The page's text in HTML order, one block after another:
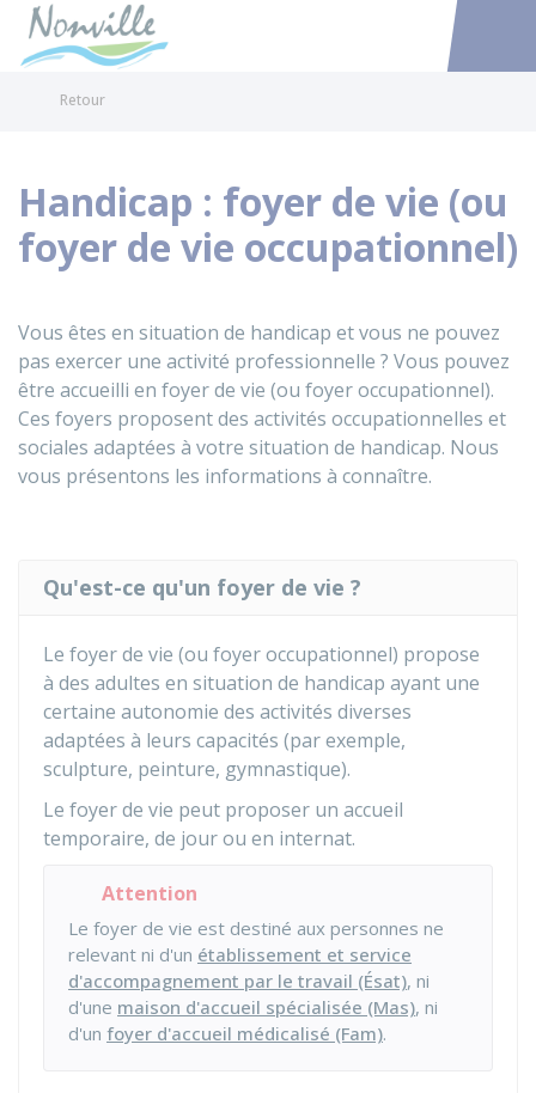
Accéder
Retour
Handicap : foyer de vie (ou
foyer de vie occupationnel)
Vous êtes en situation de handicap et vous ne pouvez
pas exercer une activité professionnelle ? Vous pouvez
être accueilli en foyer de vie (ou foyer occupationnel).
Ces foyers proposent des activités occupationnelles et
sociales adaptées à votre situation de handicap. Nous
vous présentons les informations à connaître.
Qu'est-ce qu'un foyer de vie ?
Le foyer de vie (ou foyer occupationnel) propose
à des adultes en situation de handicap ayant une
certaine autonomie des activités diverses
adaptées à leurs capacités (par exemple,
sculpture, peinture, gymnastique).
Le foyer de vie peut proposer un accueil
temporaire, de jour ou en internat.
Attention
Le foyer de vie est destiné aux personnes ne
relevant ni d'un établissement et service
d'accompagnement par le travail (Ésat), ni
d'une maison d'accueil spécialisée (Mas), ni
d'un foyer d'accueil médicalisé (Fam).